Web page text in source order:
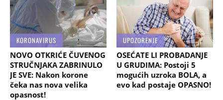
KORONAVIRUS
NOVO OTKRIĆE ČUVENOG
STRUČNJAKA ZABRINULO
JE SVE: Nakon korone
čeka nas nova velika
opasnost!
UPOZORENJE
OSEĆATE LI PROBADANJE
U GRUDIMA: Postoji 5
mogućih uzroka BOLA, a
evo kad postaje OPASNO!